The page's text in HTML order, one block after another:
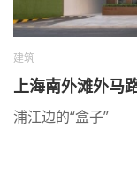
建筑
上海南外滩外马
浦江边的“盒子”